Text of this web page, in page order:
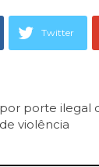
Twitter
porte ilegal
violência